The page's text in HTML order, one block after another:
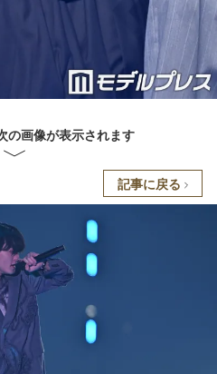
の画像が表示されます
記事に戻る